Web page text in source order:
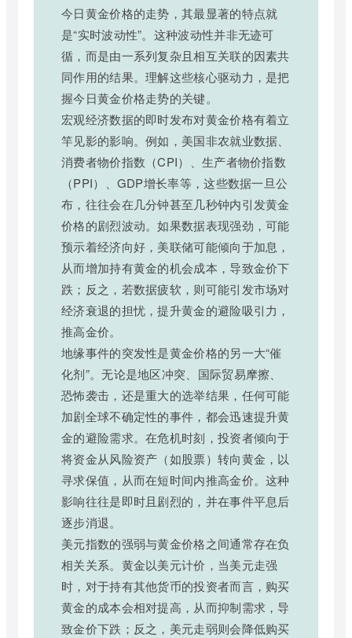
今日黄金价格的走势，其最显著的特点就
是“实时波动性”。这种波动性并非无迹可
循，而是由一系列复杂且相互关联的因素共
同作用的结果。理解这些核心驱动力，是把
握今日黄金价格走势的关键。
宏观经济数据的即时发布对黄金价格有着立
竿见影的影响。例如，美国非农就业数据、
消费者物价指数（CPI）、生产者物价指数
（PPI）、GDP增长率等，这些数据一旦公
布，往往会在几分钟甚至几秒钟内引发黄金
价格的剧烈波动。如果数据表现强劲，可能
预示着经济向好，美联储可能倾向于加息，
从而增加持有黄金的机会成本，导致金价下
跌；反之，若数据疲软，则可能引发市场对
经济衰退的担忧，提升黄金的避险吸引力，
推高金价。
地缘事件的突发性是黄金价格的另一大“催
化剂”。无论是地区冲突、国际贸易摩擦、
恐怖袭击，还是重大的选举结果，任何可能
加剧全球不确定性的事件，都会迅速提升黄
金的避险需求。在危机时刻，投资者倾向于
将资金从风险资产（如股票）转向黄金，以
寻求保值，从而在短时间内推高金价。这种
影响往往是即时且剧烈的，并在事件平息后
逐步消退。
美元指数的强弱与黄金价格之间通常存在负
相关关系。黄金以美元计价，当美元走强
时，对于持有其他货币的投资者而言，购买
黄金的成本会相对提高，从而抑制需求，导
致金价下跌；反之，美元走弱则会降低购买